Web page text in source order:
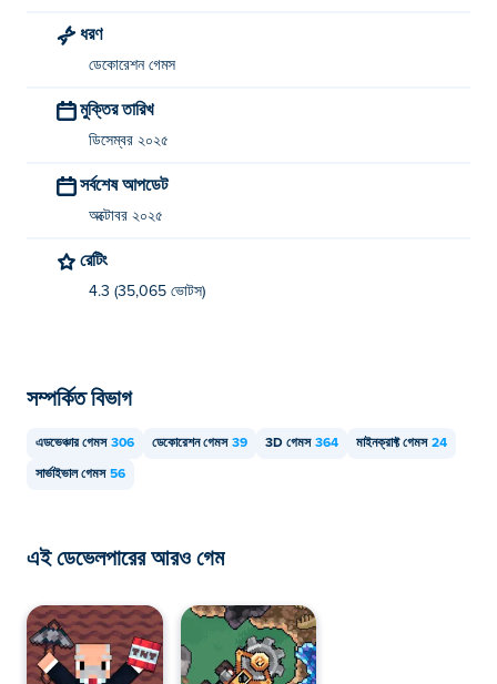
আমি কি মোবাইল ডিভাইস এবং ডেস্কটপে কিউব বিল্ডার খেলতে
কিউব বিল্ডার আপনার কম্পিউটার এবং ফোন এবং ট্যাবলেটের মতো মোবাইল
ডিভাইসে খেলা যাবে।
ধরণ
ডেকোরেশন গেমস
মুক্তির তারিখ
ডিসেম্বর ২০২৫
সর্বশেষ আপডেট
অক্টোবর ২০২৫
রেটিং
4.3 (35,065 ভোটস)
সম্পর্কিত বিভাগ
এডভেঞ্চার গেমস 306 ডেকোরেশন গেমস 39 3D গেমস 364 মাইনক্রাফ্ট গেমস 24
সার্ভাইভাল গেমস 56
এই ডেভেলপারের আরও গেম